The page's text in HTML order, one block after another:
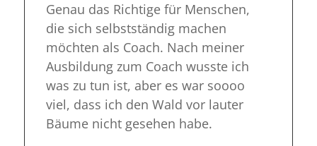
Genau das Richtige für Menschen,
die sich selbstständig machen
möchten als Coach. Nach meiner
Ausbildung zum Coach wusste ich
was zu tun ist, aber es war soooo
viel, dass ich den Wald vor lauter
Bäume nicht gesehen habe.